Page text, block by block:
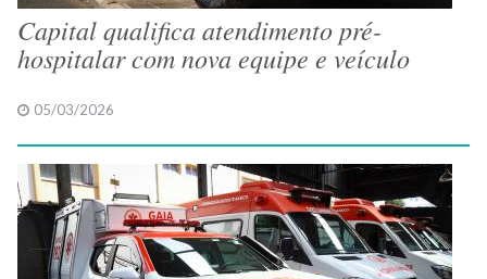
Capital qualifica atendimento pré-
hospitalar com nova equipe e veículo
05/03/2026